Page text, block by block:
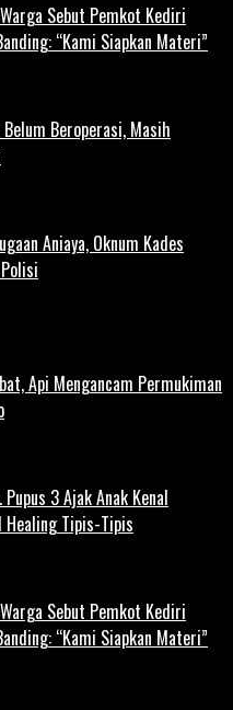
Sebut Pemkot Kediri
“Kami Siapkan Materi”
Beroperasi, Masih
Aniaya, Oknum Kades
Api Mengancam Permukiman
3 Ajak Anak Kenal
Healing Tipis-Tipis
Sebut Pemkot Kediri
“Kami Siapkan Materi”